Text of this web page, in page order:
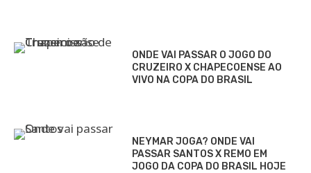
ONDE VAI PASSAR O JOGO DO
CRUZEIRO X CHAPECOENSE AO
VIVO NA COPA DO BRASIL
NEYMAR JOGA? ONDE VAI
PASSAR SANTOS X REMO EM
JOGO DA COPA DO BRASIL HOJE